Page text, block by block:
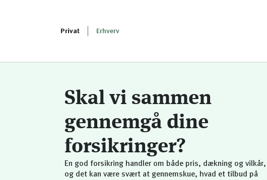
Privat Erhverv
Skal vi sammen
gennemgå dine
forsikringer?
En god forsikring handler om både pris, dækning og vilkår,
og det kan være svært at gennemskue, hvad et tilbud på